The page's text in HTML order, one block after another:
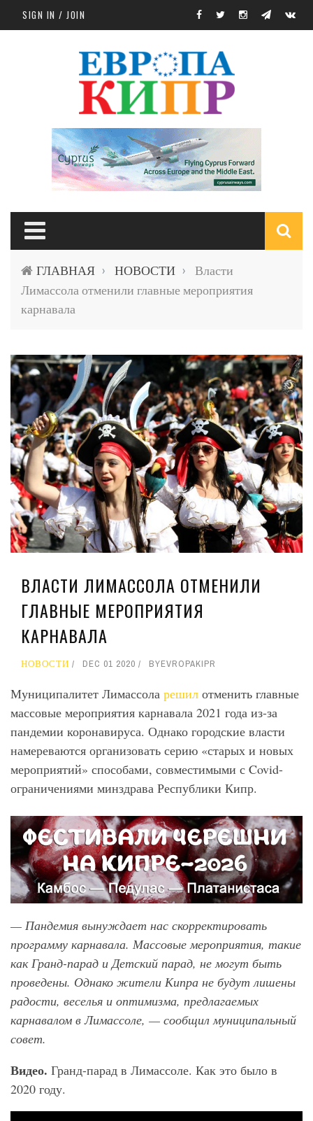
Skip to main content
SIGN IN / JOIN
ГЛАВНАЯ › НОВОСТИ ›
Власти
Лимассола отменили главные мероприятия
карнавала
ВЛАСТИ ЛИМАССОЛА ОТМЕНИЛИ
ГЛАВНЫЕ МЕРОПРИЯТИЯ
КАРНАВАЛА
НОВОСТИ DEC 01 2020 BYEVROPAKIPR
Муниципалитет Лимассола решил отменить главные
массовые мероприятия карнавала 2021 года из-за
пандемии коронавируса. Однако городские власти
намереваются организовать серию «старых и новых
мероприятий» способами, совместимыми с Covid-
ограничениями минздрава Республики Кипр.
— Пандемия вынуждает нас скорректировать
программу карнавала. Массовые мероприятия, такие
как Гранд-парад и Детский парад, не могут быть
проведены. Однако жители Кипра не будут лишены
радости, веселья и оптимизма, предлагаемых
карнавалом в Лимассоле, — сообщил муниципальный
совет.
Видео. Гранд-парад в Лимассоле. Как это было в
2020 году.